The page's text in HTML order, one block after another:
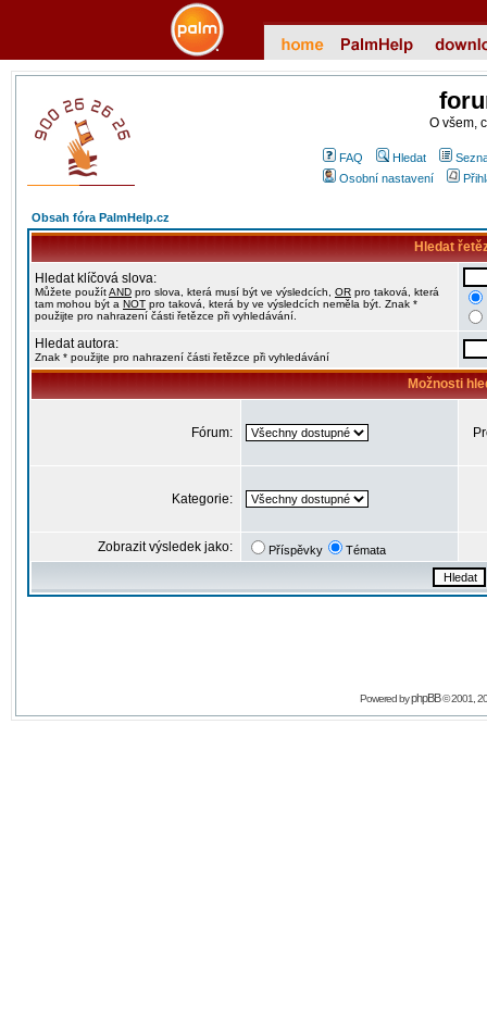
O všem,
FAQ Hledat
Osobní nastavení
Obsah fóra PalmHelp.cz
Hledat
Hledat klíčová slova:
Můžete použítAND pro slova, která musí být ve výsledcích, OR pro taková, která
tam mohou být a NOT pro taková, která by ve výsledcích neměla být. Znak *
použijte pro nahrazení části řetězce při vyhledávání.
Hledat autora:
Znak * použijte pro nahrazení části řetězce při vyhledávání
Možnosti
Fórum:
Kategorie:
Zobrazit výsledek jako: Příspěvky Témata
Powered byphpBB© 2001,